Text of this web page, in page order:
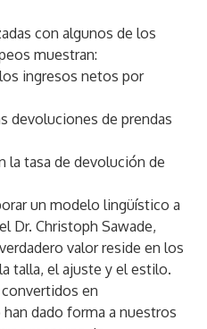
con algunos de los
muestran:
ingresos netos por
devoluciones de prendas
la tasa de devolución de
un modelo lingüístico a
Dr. Christoph Sawade,
valor reside en los
talla, el ajuste y el estilo.
en
dado forma a nuestros